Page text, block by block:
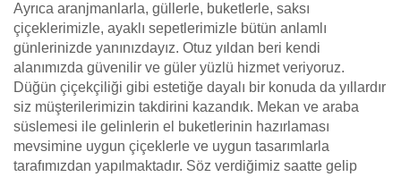
Ayrıca aranjmanlarla, güllerle, buketlerle, saksı
çiçeklerimizle, ayaklı sepetlerimizle bütün anlamlı
günlerinizde yanınızdayız. Otuz yıldan beri kendi
alanımızda güvenilir ve güler yüzlü hizmet veriyoruz.
Düğün çiçekçiliği gibi estetiğe dayalı bir konuda da yıllardır
siz müşterilerimizin takdirini kazandık. Mekan ve araba
süslemesi ile gelinlerin el buketlerinin hazırlaması
mevsimine uygun çiçeklerle ve uygun tasarımlarla
tarafımızdan yapılmaktadır. Söz verdiğimiz saatte gelip